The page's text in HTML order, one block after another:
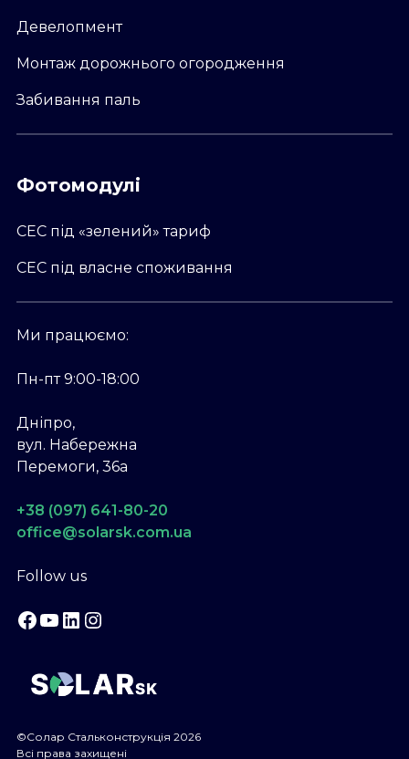
Девелопмент
Монтаж дорожнього огородження
Забивання паль
Фотомодулі
СЕС під «зелений» тариф
СЕС під власне споживання
Ми працюємо:
Пн-пт 9:00-18:00
Дніпро,
вул. Набережна
Перемоги, 36а
+38 (097) 641-80-20
office@solarsk.com.ua
Follow us
Facebook
YouTube
LinkedIn
Instagram
©Солар Стальконструкція 2026
Всі права захищені